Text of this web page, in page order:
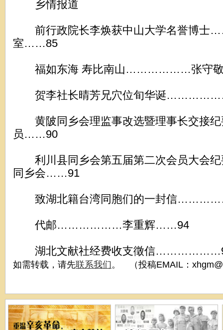
乡情报道
前行政院长李焕获中山大学名誉博
室……85
福如东海 寿比南山………………张守
贺李社长晴芳兄穴位旬华诞
黄陂同乡会理监事改选暨理事长交
员……90
利川县同乡会第五届第二次会员大
同乡会……91
致湖北籍台湾同胞们的一封信
代邮………………李重辉……94
湖北文献社经费收支徵信
如需转载，请先联系我们。 （投稿EMAIL：